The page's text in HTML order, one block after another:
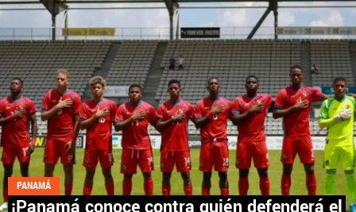
Todos los derechos reservados.
PANAMÁ